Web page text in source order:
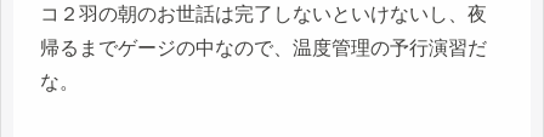
コ２羽の朝のお世話は完了しないといけないし、夜
帰るまでゲージの中なので、温度管理の予行演習だ
な。